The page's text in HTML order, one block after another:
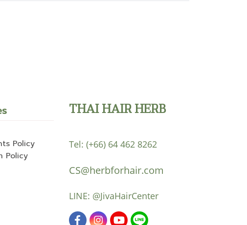
Policy
Policy
THAI HAIR HERB
Tel: (+66) 64 462 8262
CS@herbforhair.com
LINE: @JivaHairCenter